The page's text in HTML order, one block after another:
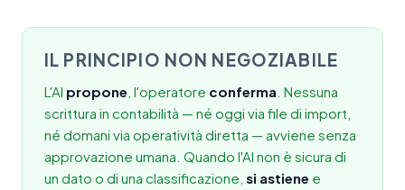
IL PRINCIPIO NON NEGOZIABILE
L'AI propone , l'operatore conferma . Nessuna
scrittura in contabilità — né oggi via file di import,
né domani via operatività diretta — avviene senza
approvazione umana. Quando l'AI non è sicura di
un dato o di una classificazione, si astiene e